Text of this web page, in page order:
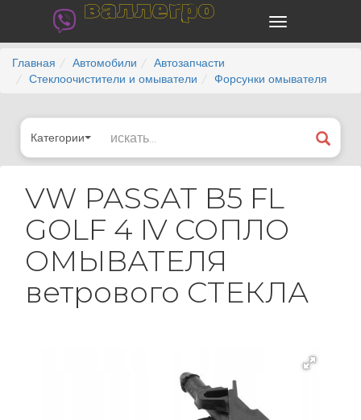
валлегро
Главная Автомобили
Автозапчасти
Стеклоочистители и омыватели
Форсунки омывателя
Категории
VW PASSAT B5 FL
GOLF 4 IV СОПЛО
ОМЫВАТЕЛЯ
ветрового СТЕКЛА